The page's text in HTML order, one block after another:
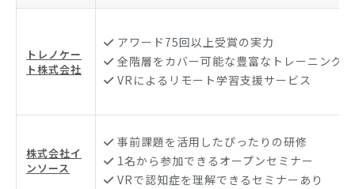
トレノケー
ト株式会社
アワード75回以上受賞の実力
全階層をカバー可能な豊富なトレーニング
VRによるリモート学習支援サービス
株式会社イ
ンソース
事前課題を活用したぴったりの研修
1名から参加できるオープンセミナー
VRで認知症を理解できるセミナーあり